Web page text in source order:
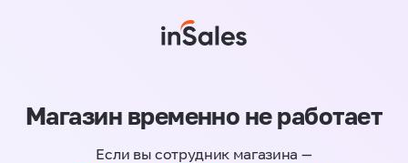
Магазин временно не работает
Если вы сотрудник магазина —